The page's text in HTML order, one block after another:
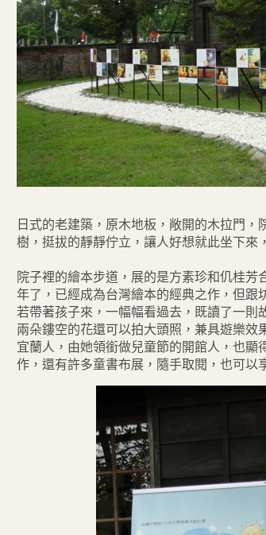
日式的老建築，原木地板，敞開的木拉門
樹，挺拔的靜靜佇立，讓人好想就此坐下來
院子裡的繪本步道，展的是方素珍和仉桂
年了，已經成為台灣繪本的經典之作，但跟
若帶著孩子來，一幅幅看過去，既讀了一則
兩朵鏤空的花還可以拍大頭照，兼具遊樂效
宜蘭人，由她領銜做兒童節的開館人，也
作，還有許多童書布展，隨手取閱，也可以